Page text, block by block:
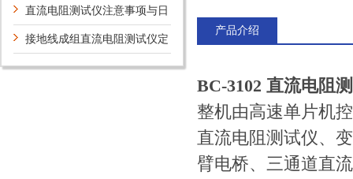
绕组理想设备
直流电阻测试仪注意事项与日
常维护
接地线成组直流电阻测试仪定
期维护保养方法的详细说明
产品介绍
BC-3102 直流电阻
整机由高速单片机
直流电阻测试仪、
臂电桥、三通道直